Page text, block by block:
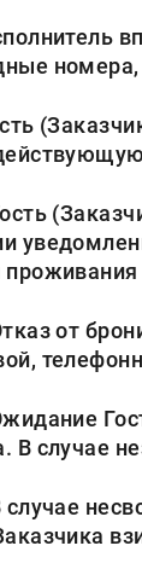
от
В случае
случае